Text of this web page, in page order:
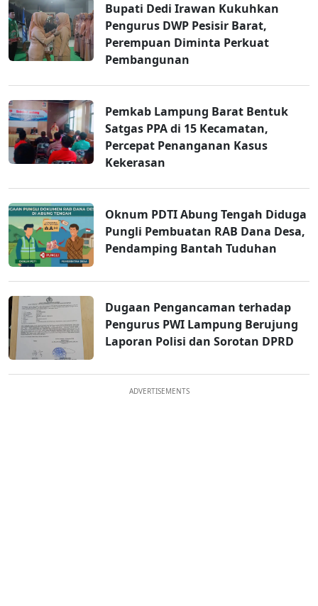
Bupati Dedi Irawan Kukuhkan
Pengurus DWP Pesisir Barat,
Perempuan Diminta Perkuat
Pembangunan
Pemkab Lampung Barat Bentuk
Satgas PPA di 15 Kecamatan,
Percepat Penanganan Kasus
Kekerasan
Oknum PDTI Abung Tengah Diduga
Pungli Pembuatan RAB Dana Desa,
Pendamping Bantah Tuduhan
Dugaan Pengancaman terhadap
Pengurus PWI Lampung Berujung
Laporan Polisi dan Sorotan DPRD
ADVERTISEMENTS